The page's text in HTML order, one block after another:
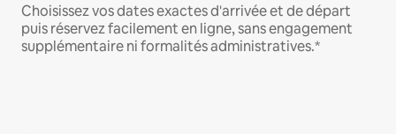
Choisissez vos dates exactes d'arrivée et de départ
puis réservez facilement en ligne, sans engagement
supplémentaire ni formalités administratives.*